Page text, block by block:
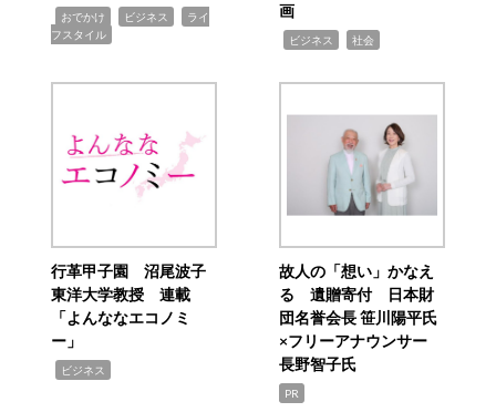
おでかけ ビジネス
ライ
フスタイル
画
ビジネス 社会
行革甲子園 沼尾波子
東洋大学教授 連載
「よんななエコノミ
ー」
ビジネス
故人の「想い」かなえ
る 遺贈寄付 日本財
団名誉会長 笹川陽平氏
×フリーアナウンサー
長野智子氏
PR